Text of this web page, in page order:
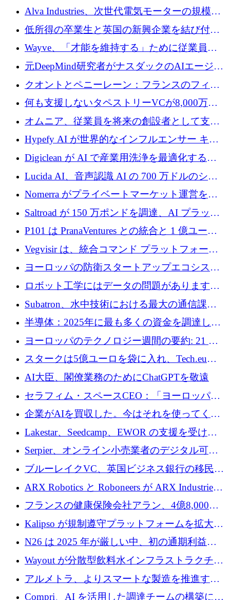
クプラットフォームの開発に65万ユーロを確
Alva Industries、次世代電気モーターの規模拡
大に 1,600 万ユーロを調達
低所得の卒業生と英国の新興企業を結び付け
るためにCommon Pathを開始
Wayve、「才能を維持する」ために従業員に
8,500万ドルの株式公開買い付けを実施
元DeepMind研究者がナスダックのAIエージェ
ントを拡張するためにCreandumの資金調達で
記録を獲得
クオントとペニーレーン：フランスのフィン
テックの友人と敵
何も支援しないタペストリーVCが8,000万ド
ルの資金を調達、ロンドン事務所を開設
オムニア、従業員を将来の創設者として支援
するために Firedrop でファンドを立ち上げる
Hypefy AI が世界的なインフルエンサー キャ
ンペーンを自動化するためにシリーズ A で
720 万ドルを調達
Digiclean が AI で産業用洗浄を最適化するた
めに 250 万ユーロを調達
Lucida AI、音声認識 AI の 700 万ドルのシー
ドラウンドを終了
Nomerra がプライベートマーケット運営を自
動化するために 200 万ドルを調達
Saltroad が 150 万ポンドを調達、AI プラット
フォーム Ogma を買収して子ども向け言語療
法を拡大
P101 は PranaVentures との統合と 1 億ユーロ
のファンドによりシード投資に拡大
Vegvisir は、統合コマンド プラットフォーム
を通じて関連する無人システムを接続するた
ヨーロッパの防衛スタートアップエコシステ
ムとなったハッカソン
ロボット工学にはデータの問題があります。
Macrodata Labs はそれを解決したいと考えて
Subatron、水中技術における最大の通信課題
の 1 つに取り組むために 16 万 2,000 ユーロを
確保
半導体：2025年に最も多くの資金を調達した
10社
ヨーロッパのテクノロジー週間の要約: 21 億
ユーロの取引と Tech.eu Funding Explorer
スタークは5億ユーロを袋に入れ、Tech.eu
Funding Explorerの立ち上げ、そしてルクセン
ブルクの大きな野望
AI大臣、閣僚業務のためにChatGPTを敬遠
セラフィム・スペースCEO：「ヨーロッパは
追いつきつつある」
企業がAIを買収した。今はそれを使ってくれ
る人々が必要です
Lakestar、Seedcamp、EWOR の支援を受け、
SE3 が自律システム用の空間 AI プラットフォ
ームを発表
Serpier、オンライン小売業者のデジタル可視
性向上を支援するために 140 万ユーロを調達
ブルーレイクVC、英国ビジネス銀行の移民主
導スタートアップ支援で初のファンド獲得に
ARX Robotics と Roboneers が ARX Industries
を設立し、無人地上車両の生産を拡大
フランスの健康保険会社アラン、4億8,000万
ユーロの資金調達ラウンドで合意
Kalipso が規制遵守プラットフォームを拡大す
るために 320 万ドルを調達
N26 は 2025 年が厳しい中、初の通期利益を
達成
Wayout が分散型飲料水インフラストラクチャ
プラットフォームを拡張するために 242 万ユ
ーロを調達
アルメトラ、よりスマートな製造を推進する
ためにシリーズ A で 1,630 万ユーロを確保
Compri、AI を活用した調達チームの構築に